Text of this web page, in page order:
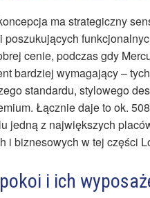
ma strategiczny
poszukujących
cenie, podczas gdy
bardziej wymagający –
standardu, stylowego
Łącznie daje to ok.
jedną z największych
i biznesowych w tej części
i ich